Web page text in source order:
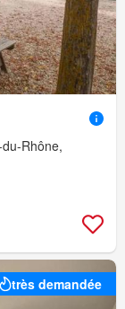
Rhône,
très demandée